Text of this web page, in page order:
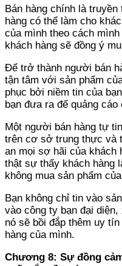
Bán hàng chính là
hàng có thể làm cho
của mình theo cách
khách hàng sẽ đồng ý
Để trở thành người bán
tận tâm với sản phẩm
phục bởi niềm tin của
bạn đưa ra để quảng
Một người bán hàng tự
trên cơ sở trung thực và
an mọi sợ hãi của khách
thật sự thấy khách hàng
không mua sản phẩm
Bạn không chỉ tin vào
vào công ty bạn đại
nó sẽ bồi đắp thêm uy
hàng của mình.
Chương 8: Sự đồng